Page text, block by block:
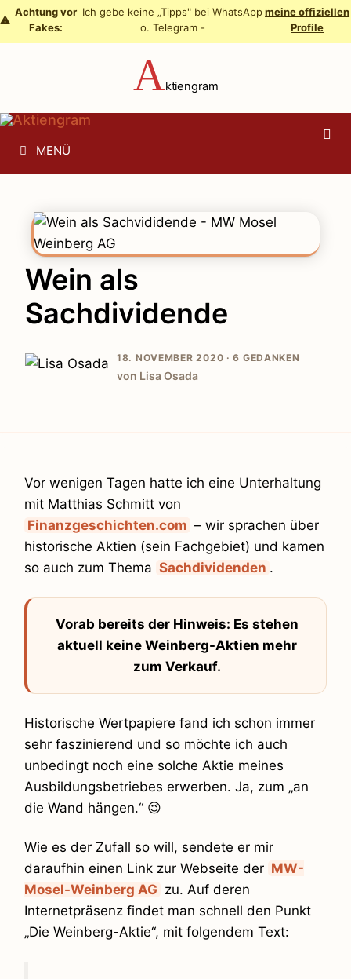
Zum
Inhalt
⚠️
Achtung vor
Fakes:
Ich gebe keine „Tipps" bei WhatsApp
o. Telegram -
meine offiziellen
Profile
Aktiengram
MENÜ
Wein als
Sachdividende
18. NOVEMBER 2020 ·6 GEDANKEN
von Lisa Osada
Vor wenigen Tagen hatte ich eine Unterhaltung
mit Matthias Schmitt von
Finanzgeschichten.com – wir sprachen über
historische Aktien (sein Fachgebiet) und kamen
so auch zum Thema Sachdividenden .
Vorab bereits der Hinweis: Es stehen
aktuell keine Weinberg-Aktien mehr
zum Verkauf.
Historische Wertpapiere fand ich schon immer
sehr faszinierend und so möchte ich auch
unbedingt noch eine solche Aktie meines
Ausbildungsbetriebes erwerben. Ja, zum „an
die Wand hängen.“ 😉
Wie es der Zufall so will, sendete er mir
daraufhin einen Link zur Webseite der MW-
Mosel-Weinberg AG zu. Auf deren
Internetpräsenz findet man schnell den Punkt
„Die Weinberg-Aktie“, mit folgendem Text: